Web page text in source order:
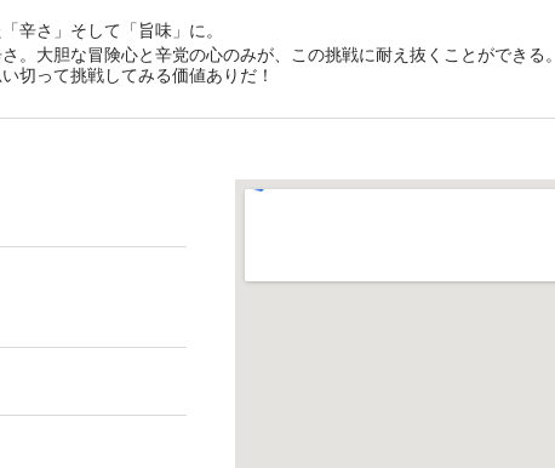
辛さ」そして「旨味」に。
。大胆な冒険心と辛党の心のみが、この挑戦に耐え抜くことができる
切って挑戦してみる価値ありだ！